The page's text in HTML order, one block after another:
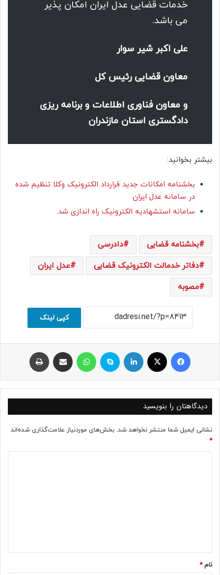
خدمات قضایی عدل ایران امکان پذیر
می باشد.
علی اکبر شیر سوار
معاون قضایی رئیس کل
و معاون فناوری اطلاعات و برنامه ریزی
دادگستری استان مازندران
بیشتر بخوانید:
بخشنامه امکانات جدید قرارداد الکترونیک وکلا تنظیم شده
در سامانه عدل ایران
سامانه استشهادیه الکترونیک راه اندازی شد.
بخشنامه قضایی
دادرسی
دفاتر خدمالت الکترونیک قضایی
عدل ایران
مصوبه
کپی لینک
فیسبوک ایکس لینکداین اسکایپ واتس آپ اشتراک با ایمیل
دیدگاهتان را بنویسید
نشانی ایمیل شما منتشر نخواهد شد. بخش‌های موردنیاز علامت‌گذاری شده‌اند
*
نام*